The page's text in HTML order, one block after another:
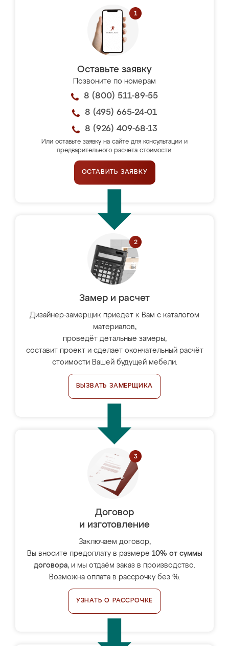
Оставьте заявку
Позвоните по номерам
8 (800) 511-89-55
8 (495) 665-24-01
8 (926) 409-68-13
Или оставьте заявку на сайте для консультации и
предварительного расчёта стоимости.
ОСТАВИТЬ ЗАЯВКУ
Замер и расчет
Дизайнер-замерщик приедет к Вам с каталогом
материалов,
проведёт детальные замеры,
составит проект и сделает окончательный расчёт
стоимости Вашей будущей мебели.
ВЫЗВАТЬ ЗАМЕРЩИКА
Договор
и изготовление
Заключаем договор,
Вы вносите предоплату в размере 10% от суммы
договора, и мы отдаём заказ в производство.
Возможна оплата в рассрочку без %.
УЗНАТЬ О РАССРОЧКЕ